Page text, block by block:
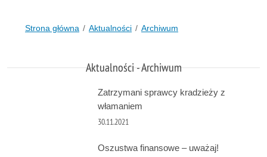
Strona główna Aktualności Archiwum
Aktualności - Archiwum
Zatrzymani sprawcy kradzieży z
włamaniem
30.11.2021
Oszustwa finansowe – uważaj!